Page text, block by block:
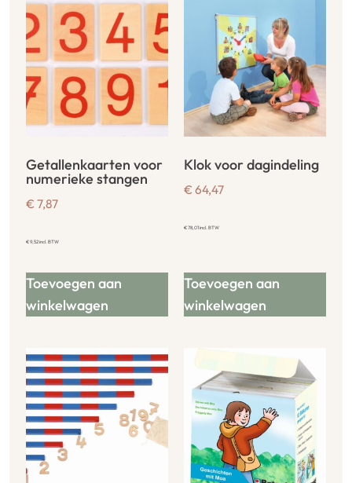
Getallenkaarten voor
numerieke stangen
€ 7,87
€9,52incl. BTW
Toevoegen aan
winkelwagen
Klok voor dagindeling
€ 64,47
€78,01incl. BTW
Toevoegen aan
winkelwagen